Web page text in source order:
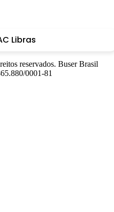
Libras
reservados. Buser Brasil
0001-81